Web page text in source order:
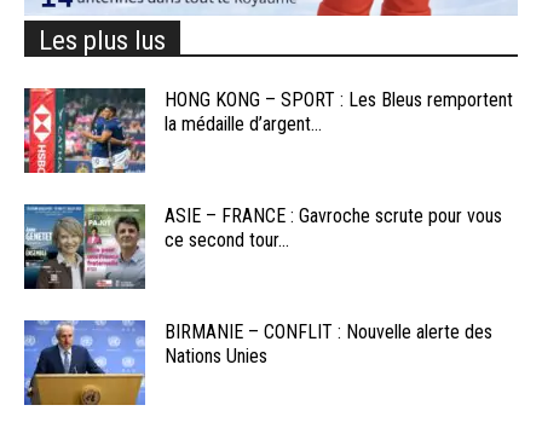
Les plus lus
HONG KONG – SPORT : Les Bleus remportent
la médaille d’argent...
ASIE – FRANCE : Gavroche scrute pour vous
ce second tour...
BIRMANIE – CONFLIT : Nouvelle alerte des
Nations Unies